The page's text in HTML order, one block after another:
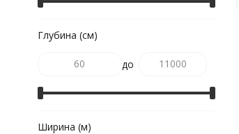
Глубина (см)
до
Ширина (м)